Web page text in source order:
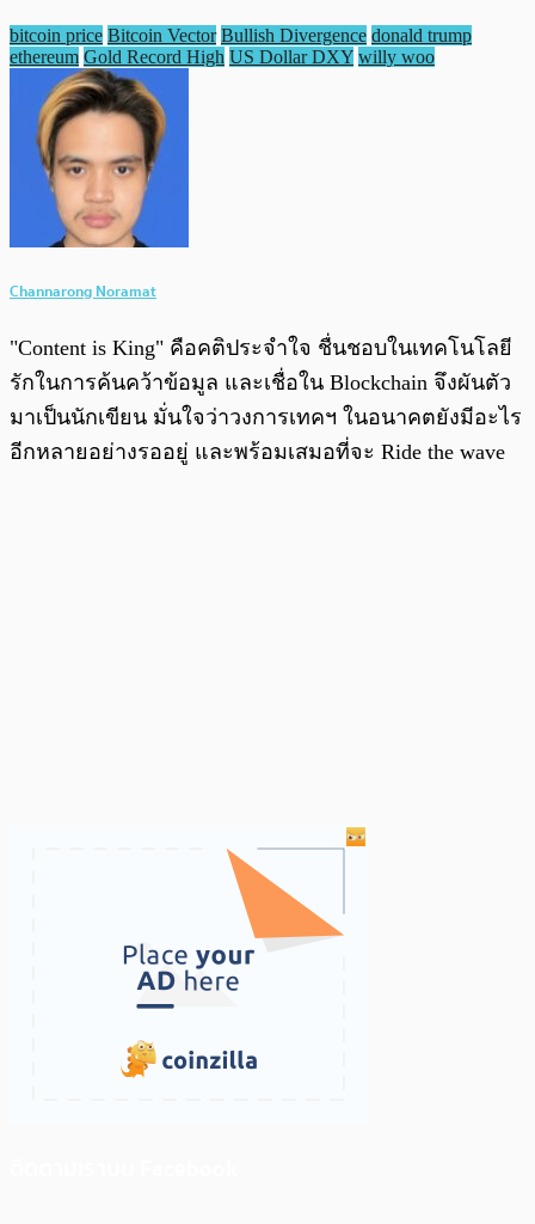
bitcoin price Bitcoin Vector Bullish Divergence donald trump
ethereum Gold Record High US Dollar DXY willy woo
Channarong Noramat
"Content is King" คือคติประจำใจ ชื่นชอบในเทคโนโลยี
รักในการค้นคว้าข้อมูล และเชื่อใน Blockchain จึงผันตัว
มาเป็นนักเขียน มั่นใจว่าวงการเทคฯ ในอนาคตยังมีอะไร
อีกหลายอย่างรออยู่ และพร้อมเสมอที่จะ Ride the wave